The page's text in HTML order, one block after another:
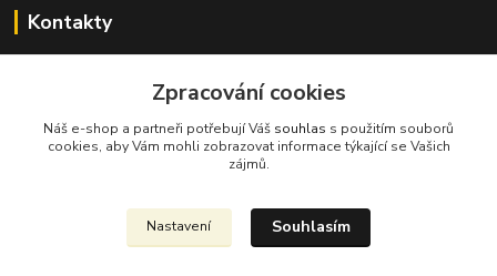
Kontakty
+420 727 808 115
info@proecosystem.cz
Zpracování cookies
Náš e-shop a partneři potřebují Váš souhlas s použitím souborů
cookies, aby Vám mohli zobrazovat informace týkající se Vašich
zájmů.
Nastavení Souhlasím